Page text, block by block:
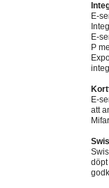
E-
E-
P
E-
att
döpt